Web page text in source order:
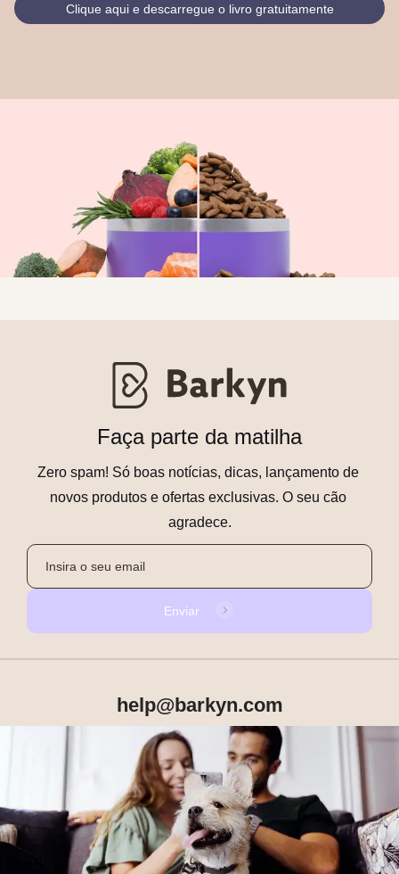
Clique aqui e descarregue o livro gratuitamente
Faça parte da matilha
Zero spam! Só boas notícias, dicas, lançamento de
novos produtos e ofertas exclusivas. O seu cão
agradece.
Enviar
help@barkyn.com
Produtos